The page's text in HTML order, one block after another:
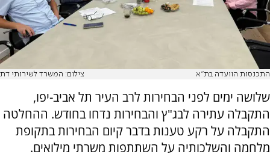
התכנסות הוועדה בת"א צילום: המשרד לשירותי דת
שלושה ימים לפני הבחירות לרב העיר תל אביב-יפו,
התקבלה עתירה לבג"ץ והבחירות נדחו בחודש. ההחלטה
התקבלה על רקע טענות בדבר קיום הבחירות בתקופת
מלחמה והשלכותיה על השתתפות משרתי מילואים.